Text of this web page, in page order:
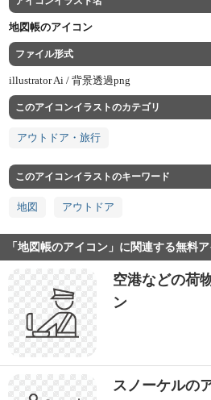
地図帳のアイコン
ファイル形式
illustrator Ai /背景透過png
このアイコンイラストのカテゴリ
アウトドア・旅行
このアイコンイラストのキーワード
地図 アウトドア
「地図帳のアイコン」に関連する無料
空港などの荷
ン
スノーケルの